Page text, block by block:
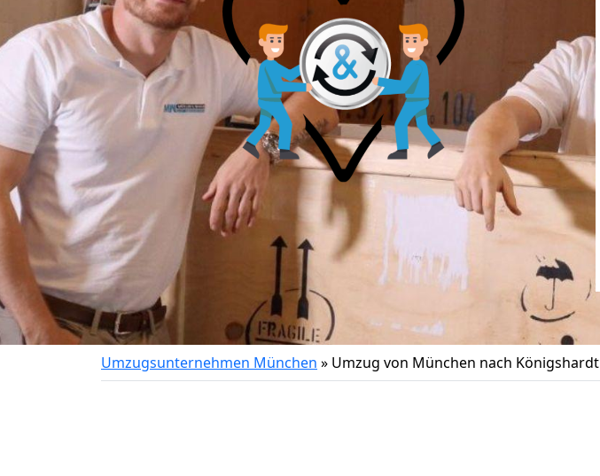
Umzugsunternehmen München » Umzug von München nach Königshardt